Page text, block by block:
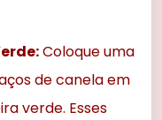
Coloque uma
de canela em
verde. Esses